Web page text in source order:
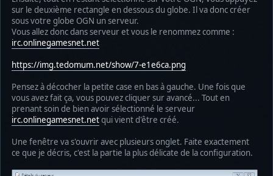
sur le deuxième rectangle en dessous du globe. Il va donc créer
sous votre globe OGN un serveur.
Vous allez donc dans serveur et vous le renommez comme :
irc.onlinegamesnet.net
https://img.tedomum.net/show/7-e1e6ca.png
Pensez à décocher la petite case en bas à gauche. Une fois que
vous avez fait ça, vous pouvez cliquer sur avancé... Tout en
prenant soin de bien avoir sélectionné le serveur
irc.onlinegamesnet.netqui vient d'être créé.
Une fenêtre va s'ouvrir avec plusieurs onglet. Faite exactement
ce que je décris, c'est la partie la plus délicate de la configuration.